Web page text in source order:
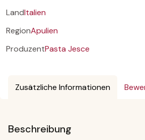
LandItalien
RegionApulien
ProduzentPasta Jesce
Zusätzliche Informationen
Beschreibung